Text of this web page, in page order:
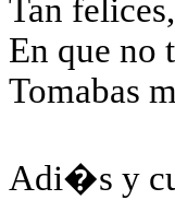
Tan
En que no
Tomabas
Adi�s y